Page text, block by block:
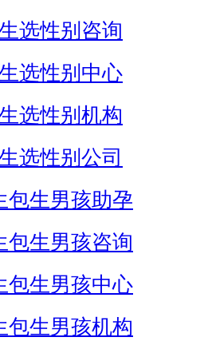
选性别咨询
选性别中心
选性别机构
选性别公司
包生男孩助孕
包生男孩咨询
包生男孩中心
包生男孩机构